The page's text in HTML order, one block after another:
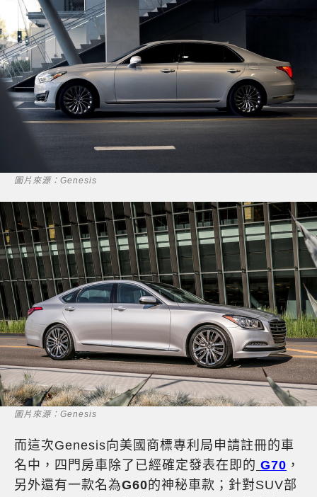
圖片來源：Genesis
圖片來源：Genesis
而這次Genesis向美國商標專利局申請註冊的車
名中，四門房車除了已經確定發表在即的 G70 ，
另外還有一款名為G60的神秘車款；針對SUV部